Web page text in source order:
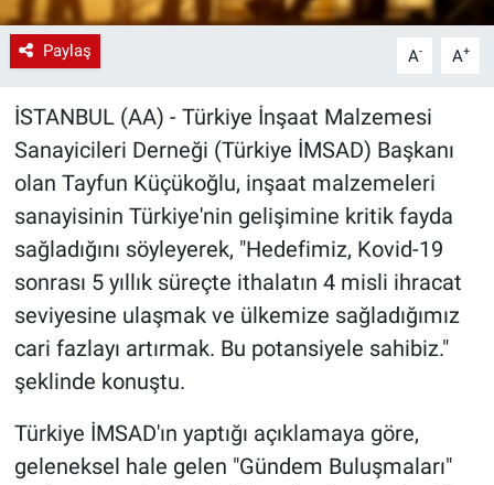
Paylaş A- A+
İSTANBUL (AA) - Türkiye İnşaat Malzemesi
Sanayicileri Derneği (Türkiye İMSAD) Başkanı
olan Tayfun Küçükoğlu, inşaat malzemeleri
sanayisinin Türkiye'nin gelişimine kritik fayda
sağladığını söyleyerek, "Hedefimiz, Kovid-19
sonrası 5 yıllık süreçte ithalatın 4 misli ihracat
seviyesine ulaşmak ve ülkemize sağladığımız
cari fazlayı artırmak. Bu potansiyele sahibiz."
şeklinde konuştu.
Türkiye İMSAD'ın yaptığı açıklamaya göre,
geleneksel hale gelen "Gündem Buluşmaları"